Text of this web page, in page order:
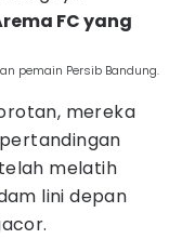
FC yang
pemain Persib Bandung.
mereka
melatih
lini depan